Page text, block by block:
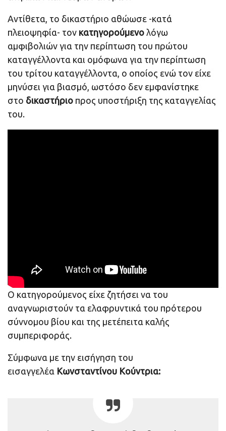
Αντίθετα, το δικαστήριο αθώωσε -κατά
πλειοψηφία- τον κατηγορούμενο λόγω
αμφιβολιών για την περίπτωση του πρώτου
καταγγέλλοντα και ομόφωνα για την περίπτωση
του τρίτου καταγγέλλοντα, ο οποίος ενώ τον είχε
μηνύσει για βιασμό, ωστόσο δεν εμφανίστηκε
στο δικαστήριο προς υποστήριξη της καταγγελίας
του.
Ο κατηγορούμενος είχε ζητήσει να του
αναγνωριστούν τα ελαφρυντικά του πρότερου
σύννομου βίου και της μετέπειτα καλής
συμπεριφοράς.
Σύμφωνα με την εισήγηση του
εισαγγελέα Κωνσταντίνου Κούντρια: